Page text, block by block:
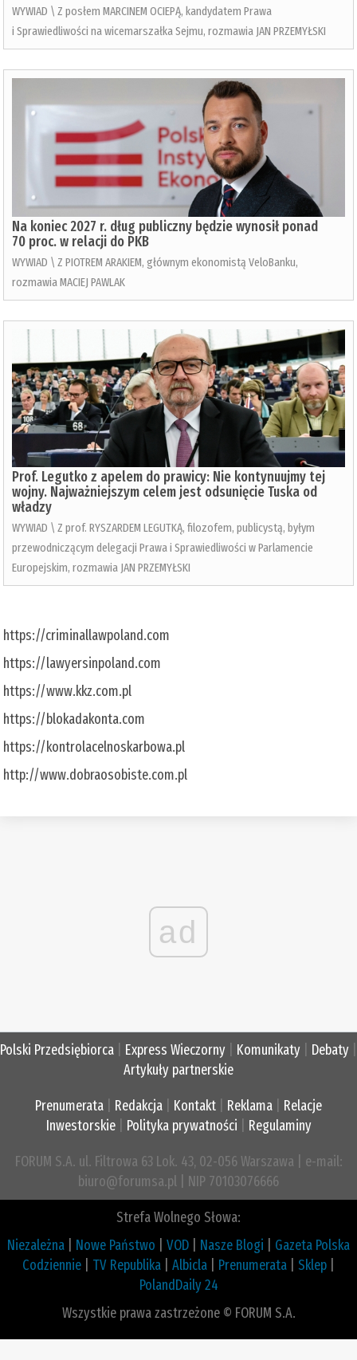
WYWIAD \ Z posłem MARCINEM OCIEPĄ, kandydatem Prawa
i Sprawiedliwości na wicemarszałka Sejmu, rozmawia JAN PRZEMYŁSKI
Na koniec 2027 r. dług publiczny będzie wynosił ponad
70 proc. w relacji do PKB
WYWIAD \ Z PIOTREM ARAKIEM, głównym ekonomistą VeloBanku,
rozmawia MACIEJ PAWLAK
Prof. Legutko z apelem do prawicy: Nie kontynuujmy tej
wojny. Najważniejszym celem jest odsunięcie Tuska od
władzy
WYWIAD \ Z prof. RYSZARDEM LEGUTKĄ, filozofem, publicystą, byłym
przewodniczącym delegacji Prawa i Sprawiedliwości w Parlamencie
Europejskim, rozmawia JAN PRZEMYŁSKI
https://criminallawpoland.com
https://lawyersinpoland.com
https://www.kkz.com.pl
https://blokadakonta.com
https://kontrolacelnoskarbowa.pl
http://www.dobraosobiste.com.pl
ad
Polski Przedsiębiorca Express Wieczorny Komunikaty Debaty
Artykuły partnerskie
Prenumerata Redakcja Kontakt Reklama
Relacje
Inwestorskie| Polityka prywatności Regulaminy
FORUM S.A. ul. Filtrowa 63 Lok. 43, 02-056 Warszawa | e-mail:
biuro@forumsa.pl | NIP 70103076666
Strefa Wolnego Słowa:
Niezależna
Nowe Państwo VOD Nasze Blogi
Gazeta Polska
Codziennie
TV Republika Albicla Prenumerata Sklep
PolandDaily 24
Wszystkie prawa zastrzeżone © FORUM S.A.